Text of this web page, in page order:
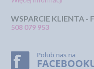
WSPARCIE KLIENTA -
508 079 953